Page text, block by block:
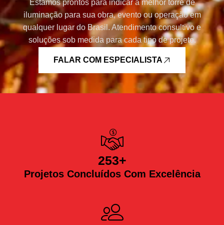
Estamos prontos para indicar a melhor torre de
iluminação para sua obra, evento ou operação em
qualquer lugar do Brasil. Atendimento consultivo e
soluções sob medida para cada tipo de projeto.
FALAR COM ESPECIALISTA
Projetos Concluídos Com Excelência
253+